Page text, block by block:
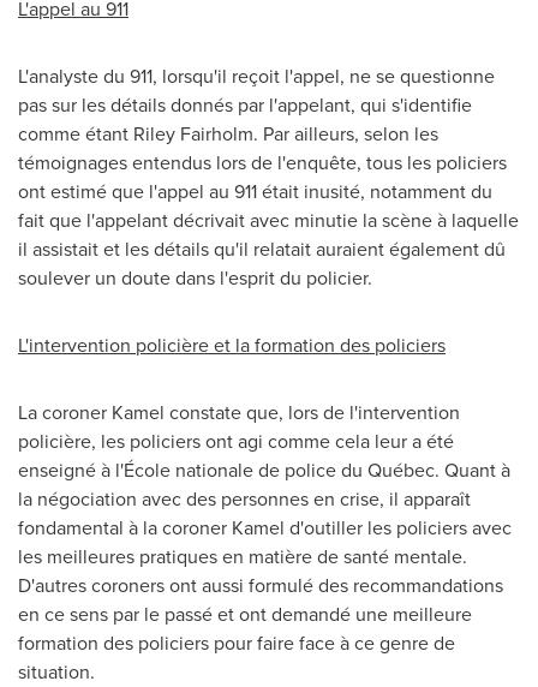
L'appel au 911
L'analyste du 911, lorsqu'il reçoit l'appel, ne se questionne
pas sur les détails donnés par l'appelant, qui s'identifie
comme étant Riley Fairholm. Par ailleurs, selon les
témoignages entendus lors de l'enquête, tous les policiers
ont estimé que l'appel au 911 était inusité, notamment du
fait que l'appelant décrivait avec minutie la scène à laquelle
il assistait et les détails qu'il relatait auraient également dû
soulever un doute dans l'esprit du policier.
L'intervention policière et la formation des policiers
La coroner Kamel constate que, lors de l'intervention
policière, les policiers ont agi comme cela leur a été
enseigné à l'École nationale de police du Québec. Quant à
la négociation avec des personnes en crise, il apparaît
fondamental à la coroner Kamel d'outiller les policiers avec
les meilleures pratiques en matière de santé mentale.
D'autres coroners ont aussi formulé des recommandations
en ce sens par le passé et ont demandé une meilleure
formation des policiers pour faire face à ce genre de
situation.